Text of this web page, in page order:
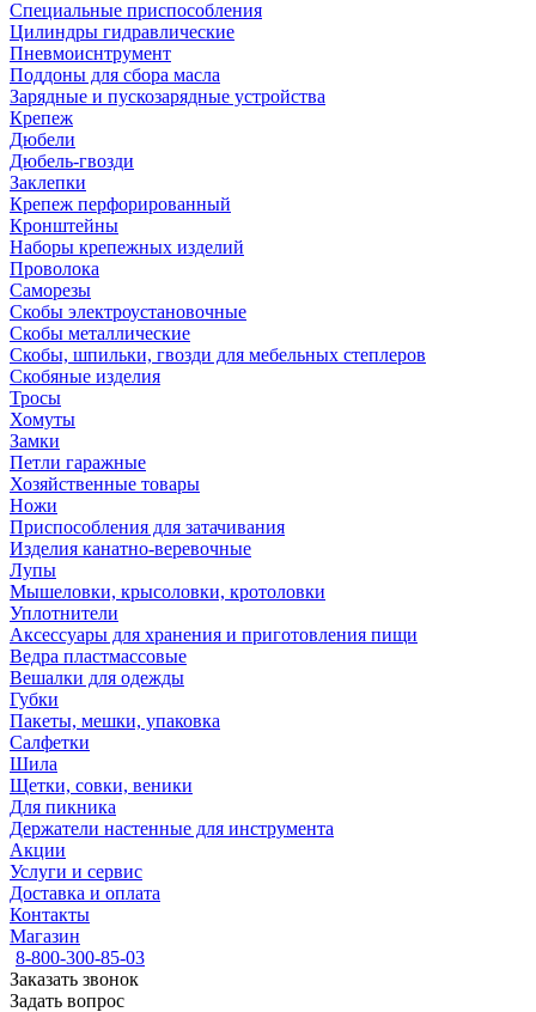
Специальные приспособления
Цилиндры гидравлические
Пневмоиснтрумент
Поддоны для сбора масла
Зарядные и пускозарядные устройства
Крепеж
Дюбели
Дюбель-гвозди
Заклепки
Крепеж перфорированный
Кронштейны
Наборы крепежных изделий
Проволока
Саморезы
Скобы электроустановочные
Скобы металлические
Скобы, шпильки, гвозди для мебельных степлеров
Скобяные изделия
Тросы
Хомуты
Замки
Петли гаражные
Хозяйственные товары
Ножи
Приспособления для затачивания
Изделия канатно-веревочные
Лупы
Мышеловки, крысоловки, кротоловки
Уплотнители
Аксессуары для хранения и приготовления пищи
Ведра пластмассовые
Вешалки для одежды
Губки
Пакеты, мешки, упаковка
Салфетки
Шила
Щетки, совки, веники
Для пикника
Держатели настенные для инструмента
Акции
Услуги и сервис
Доставка и оплата
Контакты
Магазин
8-800-300-85-03
Заказать звонок
Задать вопрос